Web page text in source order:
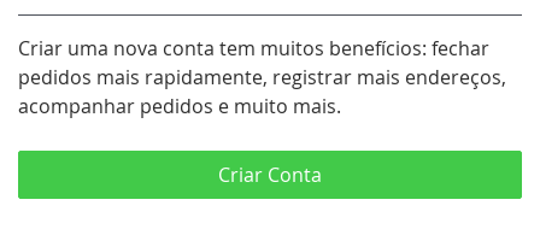
Criar uma nova conta tem muitos benefícios: fechar
pedidos mais rapidamente, registrar mais endereços,
acompanhar pedidos e muito mais.
Criar Conta